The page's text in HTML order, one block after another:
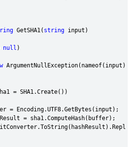
GetSHA1( string input)
null )
ArgumentNullException(nameof(input));
= SHA1.Create())
= Encoding.UTF8.GetBytes(input);
= sha1.ComputeHash(buffer);